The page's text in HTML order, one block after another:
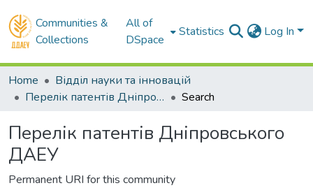
Communities &
Collections
All of
DSpace
Statistics Log In
Home
Відділ науки та інновацій
Перелік патентів Дніпровського ДАЕУ
Search
Перелік патентів Дніпровського
ДАЕУ
Permanent URI for this community